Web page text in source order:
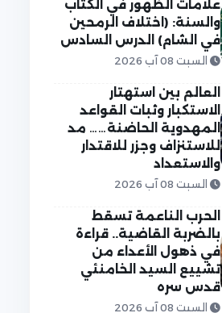
علامات الظهور في الكتاب
والسنة: (اختلاف الرمحين
في الشام) الدرس السادس
السبت 08 آب 2026
العالم بين استهتار
الاستكبار وثبات القواعد
المهدوية الحاضنة…… مد
للاستنزاف وجزر للاقتدار
والاستعداد
السبت 08 آب 2026
الحرب الناعمة تسقط
بالضربة القاضية.. قراءة
في ذهول الأعداء من
تشييع السيد الخامنئي
قدس سره
السبت 08 آب 2026